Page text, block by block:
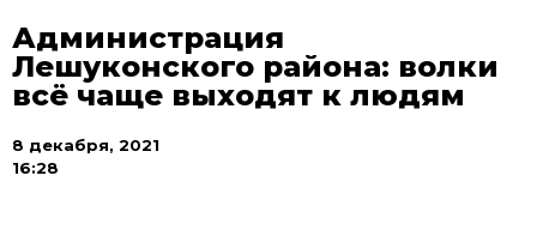
Администрация
Лешуконского района: волки
всё чаще выходят к людям
8 декабря, 2021
16:28